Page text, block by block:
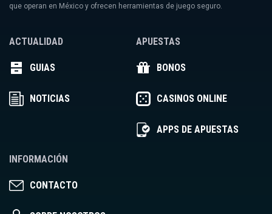
que operan en México y ofrecen herramientas de juego seguro.
ACTUALIDAD
GUIAS
NOTICIAS
APUESTAS
BONOS
CASINOS ONLINE
APPS DE APUESTAS
INFORMACIÓN
CONTACTO